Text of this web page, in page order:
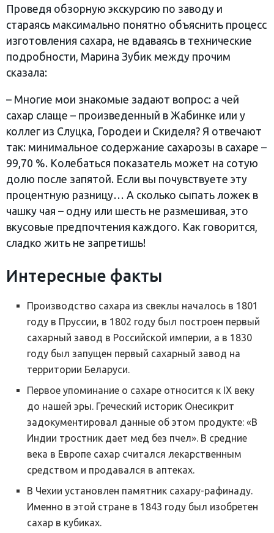
Проведя обзорную экскурсию по заводу и
стараясь максимально понятно объяснить процесс
изготовления сахара, не вдаваясь в технические
подробности, Марина Зубик между прочим
сказала:
– Многие мои знакомые задают вопрос: а чей
сахар слаще – произведенный в Жабинке или у
коллег из Слуцка, Городеи и Скиделя? Я отвечают
так: минимальное содержание сахарозы в сахаре –
99,70 %. Колебаться показатель может на сотую
долю после запятой. Если вы почувствуете эту
процентную разницу… А сколько сыпать ложек в
чашку чая – одну или шесть не размешивая, это
вкусовые предпочтения каждого. Как говорится,
сладко жить не запретишь!
Интересные факты
Производство сахара из свеклы началось в 1801
году в Пруссии, в 1802 году был построен первый
сахарный завод в Российской империи, а в 1830
году был запущен первый сахарный завод на
территории Беларуси.
Первое упоминание о сахаре относится к IX веку
до нашей эры. Греческий историк Онесикрит
задокументировал данные об этом продукте: «В
Индии тростник дает мед без пчел». В средние
века в Европе сахар считался лекарственным
средством и продавался в аптеках.
В Чехии установлен памятник сахару-рафинаду.
Именно в этой стране в 1843 году был изобретен
сахар в кубиках.